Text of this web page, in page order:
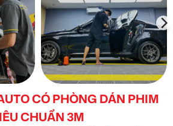
CÓ PHÒNG DÁN PHIM
CHUẨN 3M